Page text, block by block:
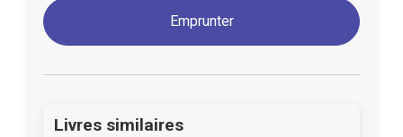
Emprunter
Livres similaires